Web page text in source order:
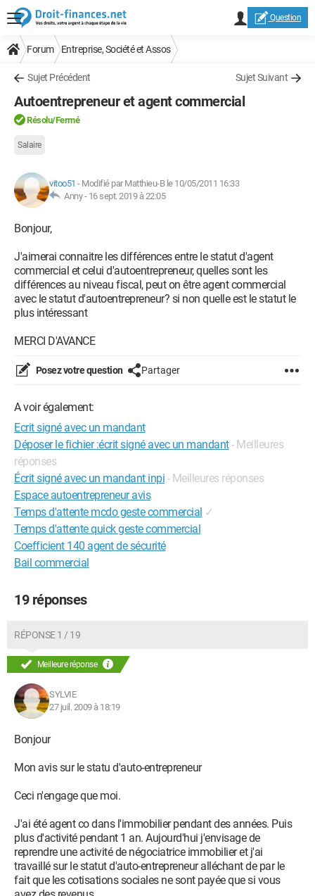
Question
Forum Entreprise, Société et Assos
Sujet Précédent Sujet Suivant
Autoentrepreneur et agent commercial
Résolu/Fermé
Salaire
vitoo51 - Modifié par Matthieu-B le 10/05/2011 16:33
Anny - 16 sept. 2019 à 22:05
Bonjour,
J'aimerai connaitre les différences entre le statut d'agent
commercial et celui d'autoentrepreneur, quelles sont les
différences au niveau fiscal, peut on être agent commercial
avec le statut d'autoentrepreneur? si non quelle est le statut le
plus intéressant
MERCI D'AVANCE
Posez votre question Partager
A voir également:
Ecrit signé avec un mandant
Déposer le fichier :écrit signé avec un mandant- Meilleures
réponses
Écrit signé avec un mandant inpi - Meilleures réponses
Espace autoentrepreneur avis
Temps d'attente mcdo geste commercial ✓
Temps d'attente quick geste commercial
Coefficient 140 agent de sécurité
Bail commercial
19 réponses
RÉPONSE 1 / 19
Meilleure réponse
SYLVIE
27 juil. 2009 à 18:19
Bonjour
Mon avis sur le statu d'auto-entrepreneur
Ceci n'engage que moi.
J'ai été agent co dans l'immobilier pendant des années. Puis
plus d'activité pendant 1 an. Aujourd'hui j'envisage de
reprendre une activité de négociatrice immobilier et j'ai
travaillé sur le statut d'auto-entrepreneur alléchant de par le
fait que les cotisations sociales ne sont payée que si vous